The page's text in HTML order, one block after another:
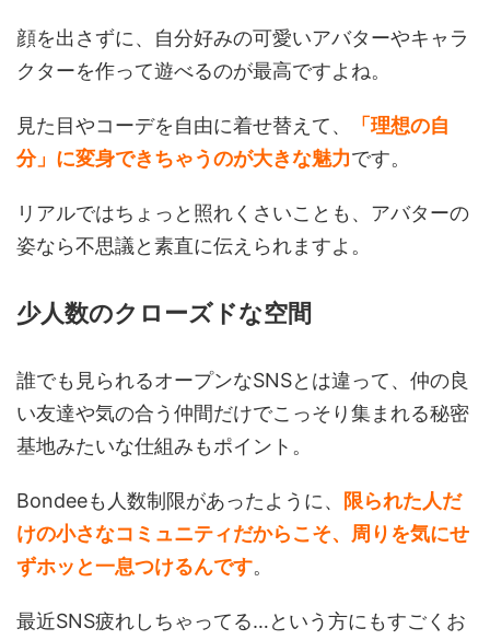
顔を出さずに、自分好みの可愛いアバターやキャラ
クターを作って遊べるのが最高ですよね。
見た目やコーデを自由に着せ替えて、
「理想の自
分」に変身できちゃうのが大きな魅力です。
リアルではちょっと照れくさいことも、アバターの
姿なら不思議と素直に伝えられますよ。
少人数のクローズドな空間
誰でも見られるオープンなSNSとは違って、仲の良
い友達や気の合う仲間だけでこっそり集まれる秘密
基地みたいな仕組みもポイント。
Bondeeも人数制限があったように、 限られた人だ
けの小さなコミュニティだからこそ、周りを気にせ
ずホッと一息つけるんです。
最近SNS疲れしちゃってる…という方にもすごくお